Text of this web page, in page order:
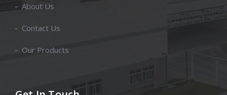
About Us
Contact Us
Our Products